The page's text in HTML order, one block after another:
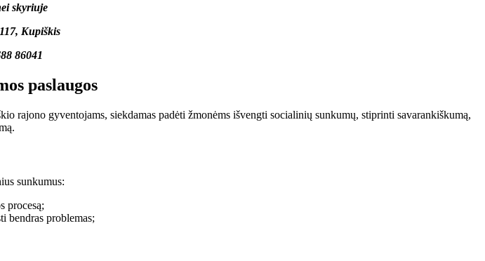
paslaugos
rajono gyventojams, siekdamas padėti žmonėms išvengti socialinių sunkumų, stiprinti savarankiškumą,
sunkumus:
procesą;
bendras problemas;